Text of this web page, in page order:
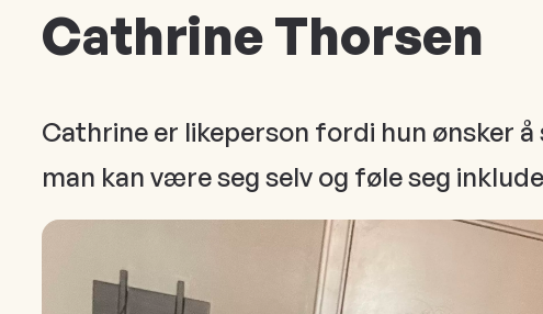
Cathrine Thorsen
Cathrine er likeperson fordi hun ønsker
man kan være seg selv og føle seg